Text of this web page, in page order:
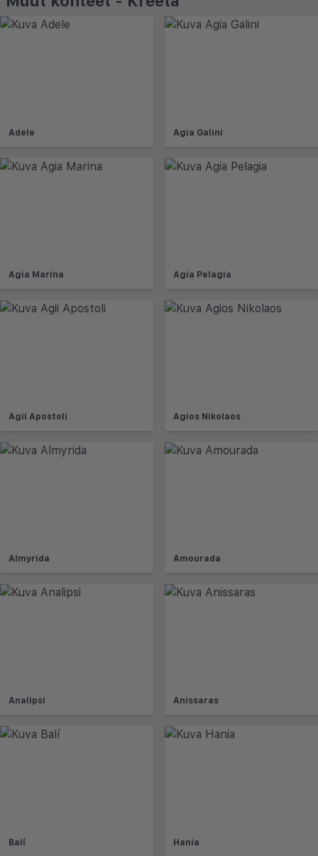
Adele Agia Galini
Agia Marina Agia Pelagia
Agii Apostoli Agios Nikolaos
Almyrida Amourada
Analipsi Anissaras
Balí Hania